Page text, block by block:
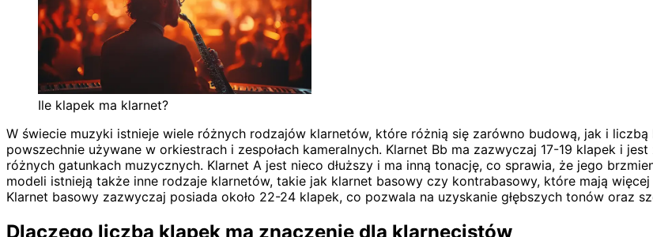
Ile klapek ma klarnet?
W świecie muzyki istnieje wiele różnych rodzajów klarnetów, które różnią się zarówno budową, jak i
powszechnie używane w orkiestrach i zespołach kameralnych. Klarnet Bb ma zazwyczaj 17-19 klapek i
różnych gatunkach muzycznych. Klarnet A jest nieco dłuższy i ma inną tonację, co sprawia, że jego
modeli istnieją także inne rodzaje klarnetów, takie jak klarnet basowy czy kontrabasowy, które mają
Klarnet basowy zazwyczaj posiada około 22-24 klapek, co pozwala na uzyskanie głębszych tonów oraz
Dlaczego liczba klapek ma znaczenie dla klarnecistów